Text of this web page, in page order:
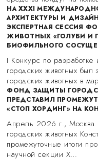
НА XXXI
АРХИТЕКТУРЫ И
ЭКСПЕРТНАЯ СЕССИЯ
ЖИВОТНЫХ «ГОЛУБИ И
БИОФИЛЬНОГО
I Конкурс по
городских животных
городских животных в
ФОНД ЗАЩИТЫ
ПРЕДСТАВИЛ
«СТОП ХОРДИНГ» НА
Апрель 2026 г.,
городских животных
промежуточные итоги
научной секции X…